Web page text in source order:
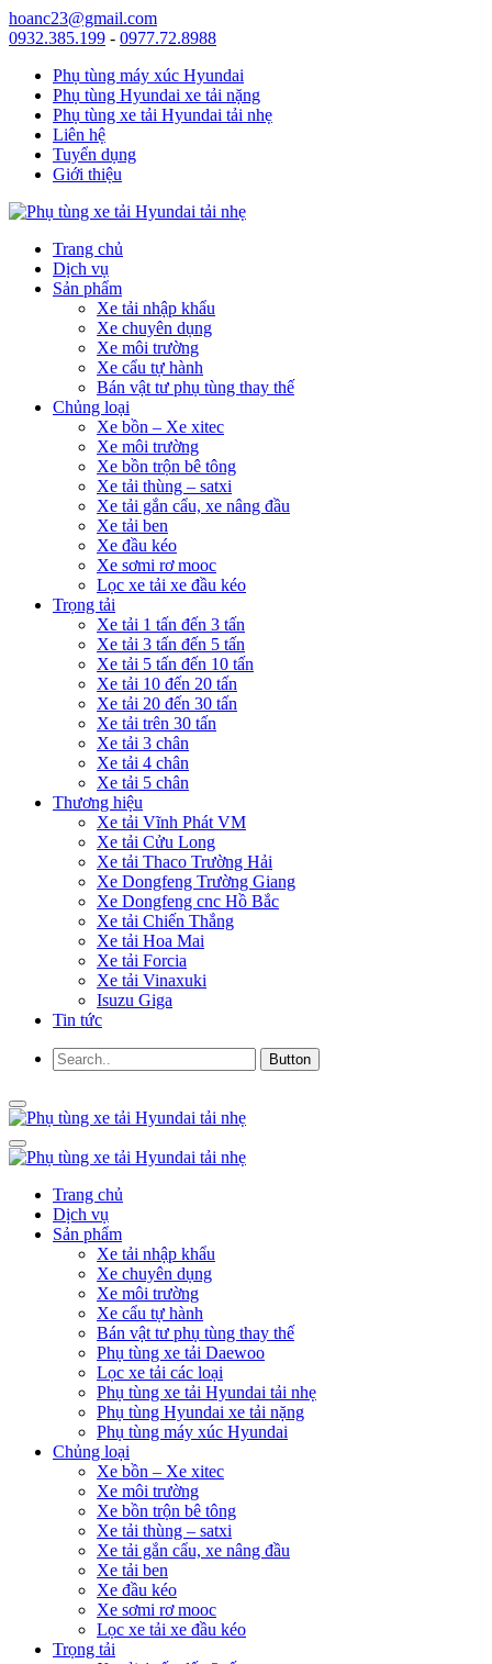
hoanc23@gmail.com
0932.385.199 - 0977.72.8988
Phụ tùng máy xúc Hyundai
Phụ tùng Hyundai xe tải nặng
Phụ tùng xe tải Hyundai tải nhẹ
Liên hệ
Tuyển dụng
Giới thiệu
Trang chủ
Dịch vụ
Sản phẩm
Xe tải nhập khẩu
Xe chuyên dụng
Xe môi trường
Xe cẩu tự hành
Bán vật tư phụ tùng thay thế
Chủng loại
Xe bồn – Xe xitec
Xe môi trường
Xe bồn trộn bê tông
Xe tải thùng – satxi
Xe tải gắn cẩu, xe nâng đầu
Xe tải ben
Xe đầu kéo
Xe sơmi rơ mooc
Lọc xe tải xe đầu kéo
Trọng tải
Xe tải 1 tấn đến 3 tấn
Xe tải 3 tấn đến 5 tấn
Xe tải 5 tấn đến 10 tấn
Xe tải 10 đến 20 tấn
Xe tải 20 đến 30 tấn
Xe tải trên 30 tấn
Xe tải 3 chân
Xe tải 4 chân
Xe tải 5 chân
Thương hiệu
Xe tải Vĩnh Phát VM
Xe tải Cửu Long
Xe tải Thaco Trường Hải
Xe Dongfeng Trường Giang
Xe Dongfeng cnc Hồ Bắc
Xe tải Chiến Thắng
Xe tải Hoa Mai
Xe tải Forcia
Xe tải Vinaxuki
Isuzu Giga
Tin tức
Trang chủ
Dịch vụ
Sản phẩm
Xe tải nhập khẩu
Xe chuyên dụng
Xe môi trường
Xe cẩu tự hành
Bán vật tư phụ tùng thay thế
Phụ tùng xe tải Daewoo
Lọc xe tải các loại
Phụ tùng xe tải Hyundai tải nhẹ
Phụ tùng Hyundai xe tải nặng
Phụ tùng máy xúc Hyundai
Chủng loại
Xe bồn – Xe xitec
Xe môi trường
Xe bồn trộn bê tông
Xe tải thùng – satxi
Xe tải gắn cẩu, xe nâng đầu
Xe tải ben
Xe đầu kéo
Xe sơmi rơ mooc
Lọc xe tải xe đầu kéo
Trọng tải